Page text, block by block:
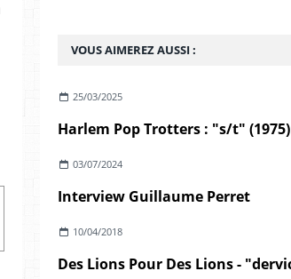
VOUS AIMEREZ AUSSI :
25/03/2025
Harlem Pop Trotters : "s/t" (1975)
03/07/2024
Interview Guillaume Perret
10/04/2018